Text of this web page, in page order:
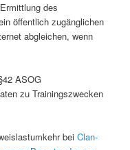
des
öffentlich zugänglichen
abgleichen, wenn
ASOG
zu Trainingszwecken
beiClan-